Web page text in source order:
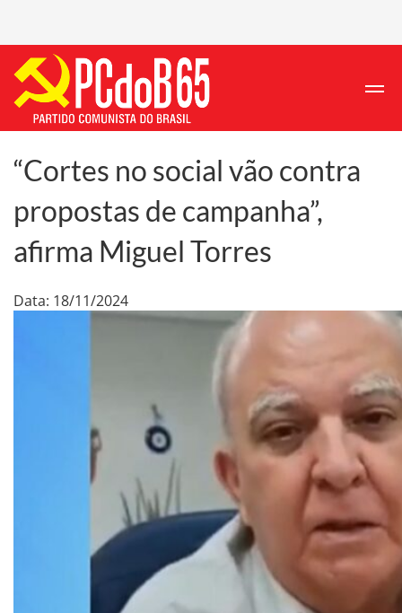
“Cortes no social vão contra
propostas de campanha”,
afirma Miguel Torres
Data: 18/11/2024